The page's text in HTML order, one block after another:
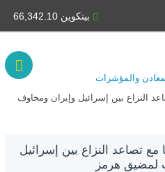
بيتكوين 66,342.10
والمؤشرات
النزاع بين إسرائيل وإيران ومخاوف
مع تصاعد النزاع بين إسرائيل
لمضيق هرمز